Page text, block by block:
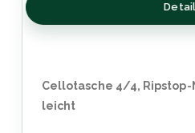
Cellotasche 4/4, Ripstop-
leicht